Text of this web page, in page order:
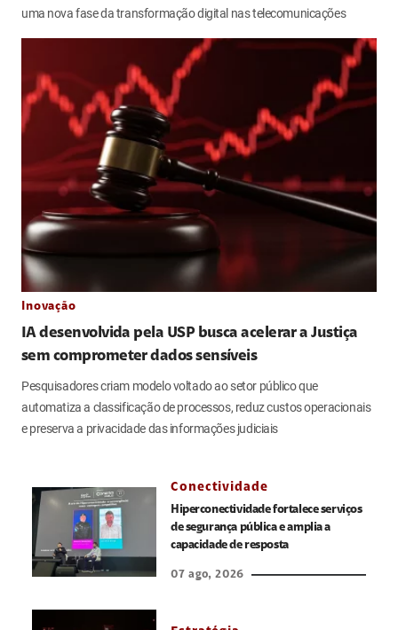
uma nova fase da transformação digital nas telecomunicações
Inovação
IA desenvolvida pela USP busca acelerar a Justiça
sem comprometer dados sensíveis
Pesquisadores criam modelo voltado ao setor público que
automatiza a classificação de processos, reduz custos operacionais
e preserva a privacidade das informações judiciais
Conectividade
Hiperconectividade fortalece serviços
de segurança pública e amplia a
capacidade de resposta
07 ago, 2026